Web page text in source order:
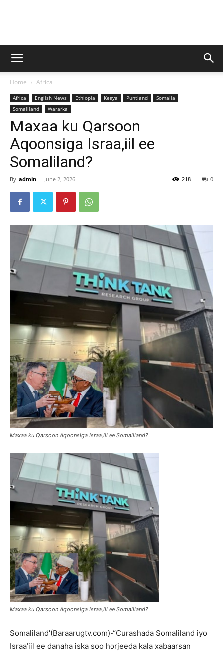
Baraarug
Home Africa
Africa English News Ethiopia Kenya Puntland
Somalia
Somaliland
Wararka
Maxaa ku Qarsoon
Aqoonsiga Israa,iil ee
Somaliland?
By admin - June 2, 2026 0
218
Maxaa ku Qarsoon Aqoonsiga Israa,iil ee Somaliland?
Maxaa ku Qarsoon Aqoonsiga Israa,iil ee Somaliland?
Somaliland'(Baraarugtv.com)-“Curashada Somaliland iyo
Israa’iil ee danaha iska soo horjeeda kala xabaarsan